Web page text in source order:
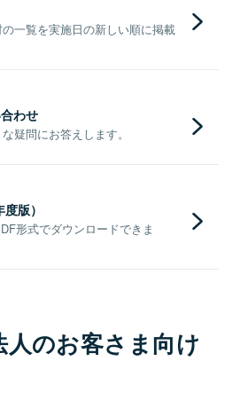
一覧を実施日の新しい順に掲載
わせ
疑問にお答えします。
版）
形式でダウンロードできま
人のお客さま向け